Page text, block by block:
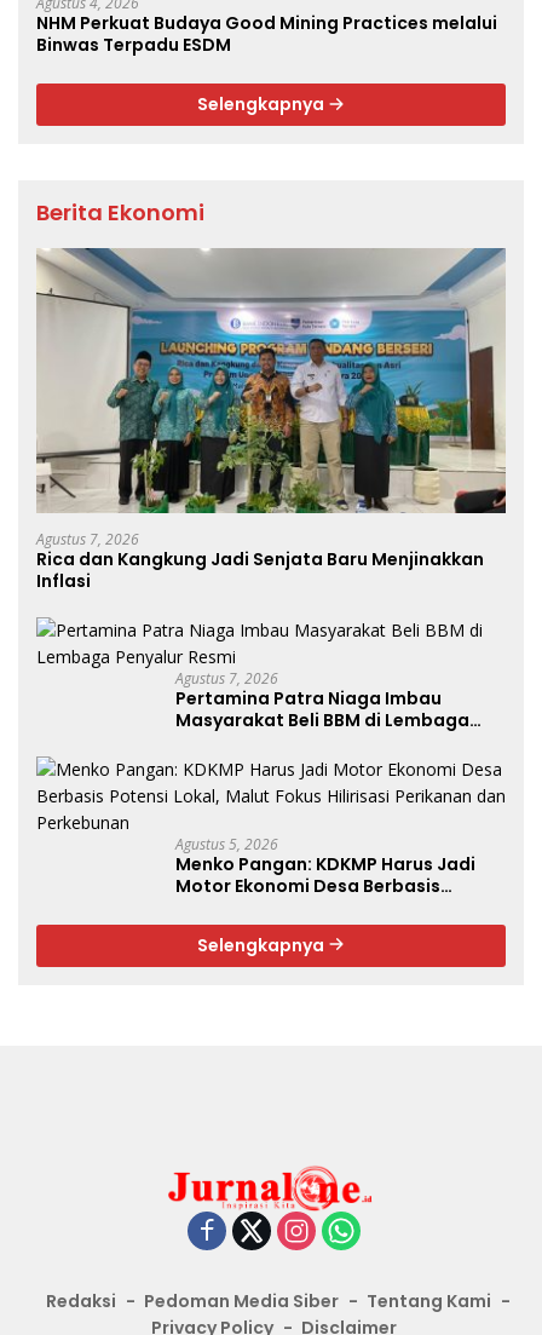
NHM Perkuat Budaya Good Mining Practices melalui
Binwas Terpadu ESDM
Selengkapnya
Berita Ekonomi
Agustus 7, 2026
Rica dan Kangkung Jadi Senjata Baru Menjinakkan
Inflasi
Agustus 7, 2026
Pertamina Patra Niaga Imbau
Masyarakat Beli BBM di Lembaga
Agustus 5, 2026
Menko Pangan: KDKMP Harus Jadi
Motor Ekonomi Desa Berbasis
Perikanan dan Perkebunan
Selengkapnya
Redaksi Pedoman Media Siber
Tentang Kami
Privacy Policy
Disclaimer